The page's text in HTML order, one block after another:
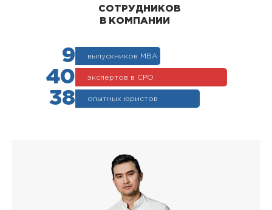
СОТРУДНИКОВ
В КОМПАНИИ
9 выпускников МВА
40 экспертов в СРО
38 опытных юристов